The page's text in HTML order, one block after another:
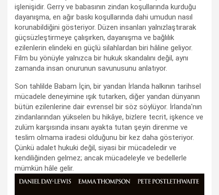
işlenişidir. Gerry ve babasının zindan koşullarında kurduğu
dayanışma, en ağır baskı koşullarında dahi umudun nasıl
korunabildiğini gösteriyor. Düzen insanları yalnızlaştırarak
güçsüzleştirmeye çalışırken, dayanışma ve bağlılık
ezilenlerin elindeki en güçlü silahlardan biri hâline geliyor.
Film bu yönüyle yalnızca bir hukuk skandalını değil, aynı
zamanda insan onurunun savunusunu anlatıyor.
Son tahlilde Babam İçin, bir yandan İrlanda halkının tarihsel
mücadele deneyimine ışık tutarken, diğer yandan dünyanın
bütün ezilenlerine dair evrensel bir söz söylüyor. İrlanda'nın
zindanlarından yükselen bu hikâye, bizlere tecrit, işkence ve
zulüm karşısında insanı ayakta tutan şeyin direnme ve
teslim olmama iradesi olduğunu bir kez daha gösteriyor.
Çünkü adalet hukuki değil, siyasi bir mücadeledir ve
kendiliğinden gelmez; ancak mücadeleyle ve bedellerle
mümkün hâle gelir.